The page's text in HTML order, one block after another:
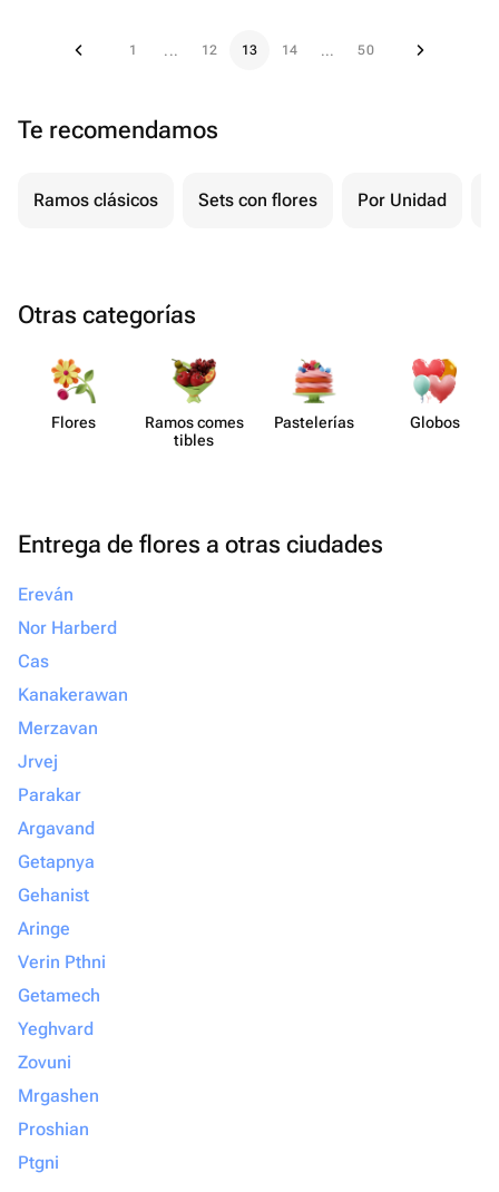
1 ... 12 13 14 ... 50
Te recomendamos
Ramos clásicos Sets con flores Por Unidad
Otras categorías
Flores
Ramos comes​
tibles
Paste​lerías Globos
Entrega de flores a otras ciudades
Ereván
Nor Harberd
Cas
Kanakerawan
Merzavan
Jrvej
Parakar
Argavand
Getapnya
Gehanist
Aringe
Verin Pthni
Getamech
Yeghvard
Zovuni
Mrgashen
Proshian
Ptgni